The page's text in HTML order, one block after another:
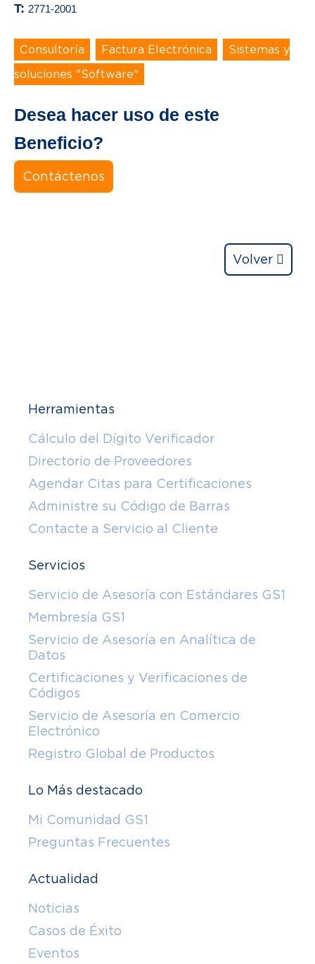
T: 2771-2001
Consultoría Factura Electrónica
Sistemas y
soluciones "Software"
Desea hacer uso de este
Beneficio?
Contáctenos
Volver
Herramientas
Cálculo del Dígito Verificador
Directorio de Proveedores
Agendar Citas para Certificaciones
Administre su Código de Barras
Contacte a Servicio al Cliente
Servicios
Servicio de Asesoría con Estándares GS1
Membresía GS1
Servicio de Asesoría en Analítica de
Datos
Certificaciones y Verificaciones de
Códigos
Servicio de Asesoría en Comercio
Electrónico
Registro Global de Productos
Lo Más destacado
Mi Comunidad GS1
Preguntas Frecuentes
Actualidad
Noticias
Casos de Éxito
Eventos